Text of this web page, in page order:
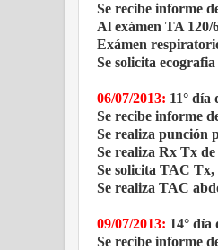
Se recibe informe
Al exámen TA
Exámen
Se solicita
06/07/2013: 11° día
Se recibe informe
Se realiza punción
Se realiza Rx Tx
Se solicita TAC
Se realiza TAC
09/07/2013: 14°
Se recibe informe